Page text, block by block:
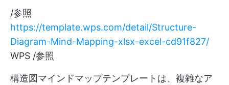
/参照
https://template.wps.com/detail/Structure-
Diagram-Mind-Mapping-xlsx-excel-cd91f827/
WPS /参照
構造図マインドマップテンプレートは、複雑なア